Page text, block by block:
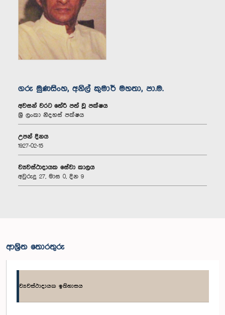
ගරු මුණසිංහ, අනිල් කුමාර් මහතා, පා.ම.
අවසන් වරට තේරී පත් වූ පක්ෂය
ශ්‍රී ලංකා නිදහස් පක්ෂය
උපන් දිනය
1927-02-15
ව්‍යවස්ථාදායක සේවා කාලය
අවුරුදු 27, මාස 0, දින 9
ආශ්‍රිත තොරතුරු
ව්‍යවස්ථාදායක ඉතිහාසය